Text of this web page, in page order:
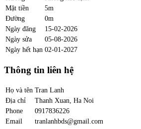
Mặt tiền
5m
Đường
0m
Ngày đăng
15-02-2026
Ngày sửa
05-08-2026
Ngày hết hạn 02-01-2027
Thông tin liên hệ
Họ và tên Tran Lanh
Địa chỉ
Thanh Xuan, Ha Noi
Phone
0917836226
Email
tranlanhbds@gmail.com